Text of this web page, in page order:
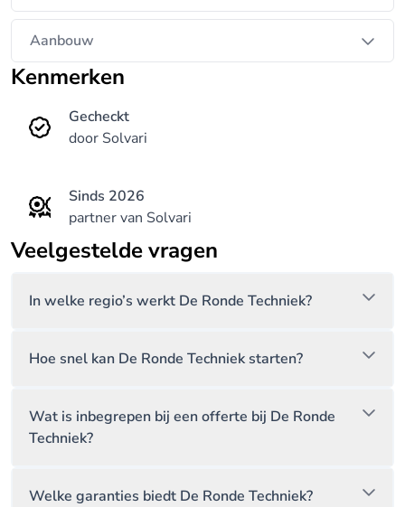
Aanbouw
Kenmerken
Gecheckt
door Solvari
Sinds 2026
partner van Solvari
Veelgestelde vragen
In welke regio’s werkt De Ronde Techniek?
Hoe snel kan De Ronde Techniek starten?
Wat is inbegrepen bij een offerte bij De Ronde
Techniek?
Welke garanties biedt De Ronde Techniek?